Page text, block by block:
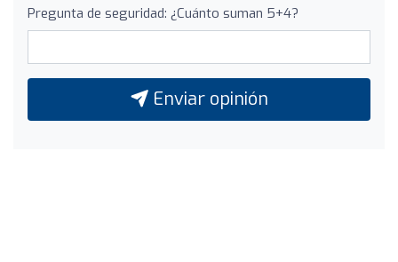
Pregunta de seguridad: ¿Cuánto suman 5+4?
Enviar opinión